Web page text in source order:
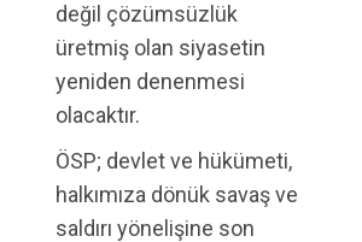
değil çözümsüzlük
üretmiş olan siyasetin
yeniden denenmesi
olacaktır.
ÖSP; devlet ve hükümeti,
halkımıza dönük savaş ve
saldırı yönelişine son